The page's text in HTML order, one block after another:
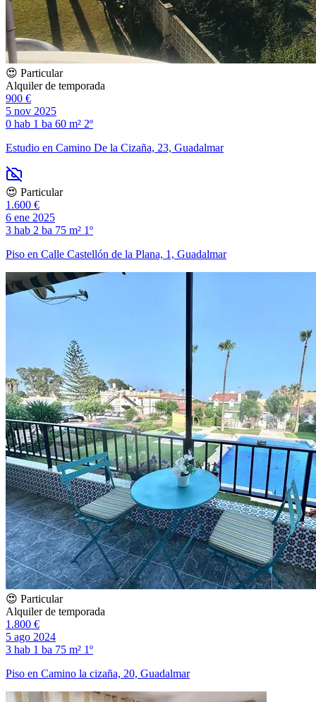
😍 Particular
Alquiler de temporada
900 €
5 nov 2025
0 hab 1 ba 60 m² 2º
Estudio en Camino De la Cizaña, 23, Guadalmar
😍 Particular
1.600 €
6 ene 2025
3 hab 2 ba 75 m² 1º
Piso en Calle Castellón de la Plana, 1, Guadalmar
😍 Particular
Alquiler de temporada
1.800 €
5 ago 2024
3 hab 1 ba 75 m² 1º
Piso en Camino la cizaña, 20, Guadalmar